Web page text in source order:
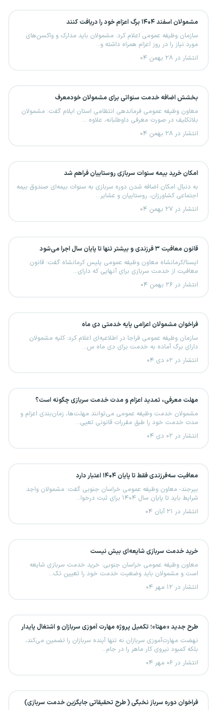
مشمولان اسفند ۱۴۰۴ برگ اعزام خود را دریافت کنند
سازمان وظیفه عمومی اعلام کرد: مشمولان باید مدارک و واکسن‌های
مورد نیاز را در روز اعزام همراه داشته و...
انتشار در ۲۸ بهمن ۰۴
بخشش اضافه خدمت سنواتی برای مشمولان خودمعرف
معاون وظیفه عمومی فرماندهی انتظامی استان ایلام گفت: مشمولان
بلاتکلیف در صورت معرفی داوطلبانه، علاوه ...
انتشار در ۲۸ بهمن ۰۴
امکان خرید بیمه سنوات سربازی روستاییان فراهم شد
به دنبال امکان اضافه شدن دوره سربازی به سنوات بیمه‌ای صندوق بیمه
اجتماعی کشاورزان، روستاییان و عشایر...
انتشار در ۲۷ بهمن ۰۴
قانون معافیت ۳ فرزندی و بیشتر تنها تا پایان سال اجرا می‌شود
ایسنا/کرمانشاه معاون وظیفه عمومی پلیس کرمانشاه گفت: قانون
معافیت از خدمت سربازی برای آنهایی که دارای...
انتشار در ۲۶ بهمن ۰۴
فراخوان مشمولان اعزامی پایه خدمتی دی ماه
سازمان وظیفه عمومی فراجا در اطلاعیه‌ای اعلام کرد: کلیه مشمولان
دارای برگ آماده به خدمت برای دی ماه س...
انتشار در ۰۲ دی ۰۴
مهلت معرفی، تمدید اعزام و مدت خدمت سربازی چگونه است؟
مشمولان خدمت وظیفه عمومی می‌توانند مهلت‌ها، زمان‌بندی اعزام و
مدت خدمت خود را طبق مقررات قانونی تعیی...
انتشار در ۰۲ دی ۰۴
معافیت سه‌فرزندی فقط تا پایان ۱۴۰۴ اعتبار دارد
بیرجند- معاون وظیفه عمومی خراسان جنوبی گفت: مشمولان واجد
شرایط باید تا پایان سال ۱۴۰۴ برای ثبت درخوا...
انتشار در ۲۱ آبان ۰۴
خرید خدمت سربازی شایعه‌ای بیش نیست
معاون وظیفه عمومی خراسان جنوبی: خرید خدمت سربازی شایعه
است و مشمولان باید وضعیت خدمت خود را تعیین تک...
انتشار در ۱۲ مهر ۰۴
طرح جدید «مهتا»؛ تکمیل پروژه مهارت آموزی سربازان و اشتغال پایدار
نهضت مهارت‌آموزی سربازان نه‌ تنها آینده سربازان را تضمین می‌کند،
بلکه کمبود نیروی کار ماهر را در جام...
انتشار در ۰۶ مهر ۰۴
فراخوان دوره سرباز نخبگی ( طرح تحقیقاتی جایگزین خدمت سربازی)